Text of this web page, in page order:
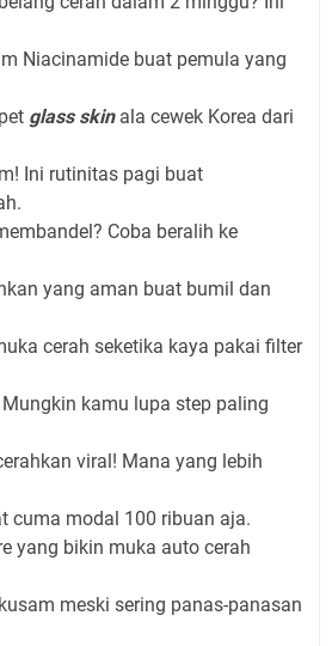
Niacinamide buat pemula yang
glass skinala cewek Korea dari
Ini rutinitas pagi buat
Coba beralih ke
yang aman buat bumil dan
cerah seketika kaya pakai filter
kamu lupa step paling
viral! Mana yang lebih
cuma modal 100 ribuan aja.
yang bikin muka auto cerah
meski sering panas-panasan